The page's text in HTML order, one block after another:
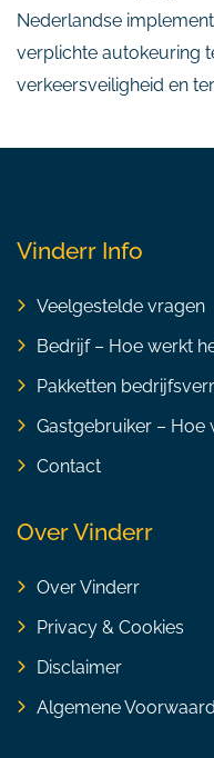
Nederlandse
verplichte autokeuring
verkeersveiligheid en
Vinderr Info
Veelgestelde vragen
Bedrijf – Hoe werkt
Pakketten
Gastgebruiker – Hoe
Contact
Over Vinderr
Over Vinderr
Privacy & Cookies
Disclaimer
Algemene